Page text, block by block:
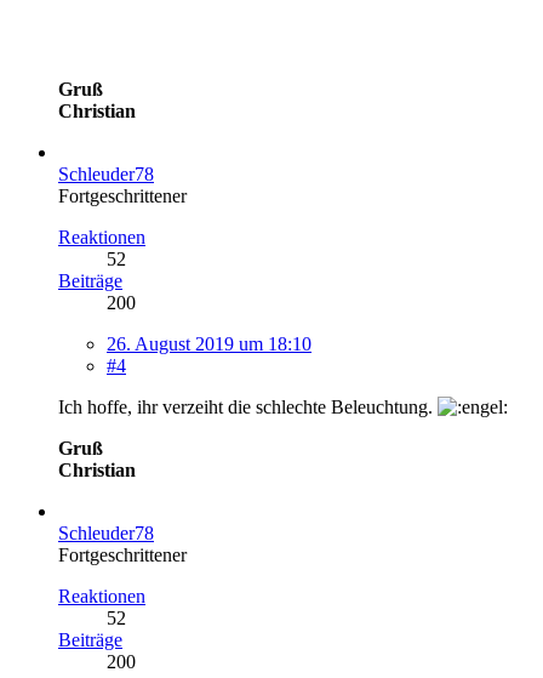
Gruß
Christian
Schleuder78
Fortgeschrittener
Reaktionen
52
Beiträge
200
26. August 2019 um 18:10
#4
Ich hoffe, ihr verzeiht die schlechte Beleuchtung.
Gruß
Christian
Schleuder78
Fortgeschrittener
Reaktionen
52
Beiträge
200